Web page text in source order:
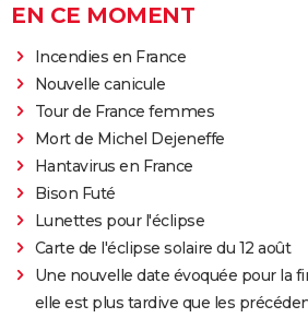
EN CE MOMENT
Incendies en France
Nouvelle canicule
Tour de France femmes
Mort de Michel Dejeneffe
Hantavirus en France
Bison Futé
Lunettes pour l'éclipse
Carte de l'éclipse solaire du 12 août
Une nouvelle date évoquée pour la
elle est plus tardive que les